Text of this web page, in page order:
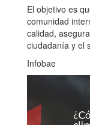
El objetivo es
comunidad
calidad,
ciudadanía y el
Infobae